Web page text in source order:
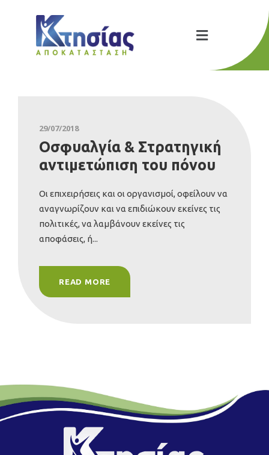
29/07/2018
Οσφυαλγία & Στρατηγική
αντιμετώπιση του πόνου
Οι επιχειρήσεις και οι οργανισμοί, οφείλουν να
αναγνωρίζουν και να επιδιώκουν εκείνες τις
πολιτικές, να λαμβάνουν εκείνες τις
αποφάσεις, ή...
READ MORE